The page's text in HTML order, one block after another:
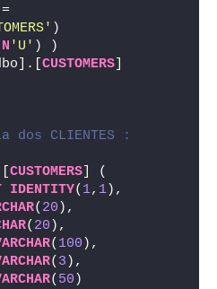
)
N 'U' ) )
CUSTOMERS
CLIENTES :
CUSTOMERS ] (
IDENTITY( 1, 1),
( 20 ),
( 20 ),
( 100 ),
( 3 ),
( 50 )